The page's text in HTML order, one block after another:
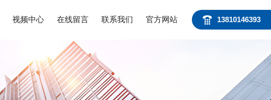
13810146393
视频中心 在线留言 联系我们 官方网站